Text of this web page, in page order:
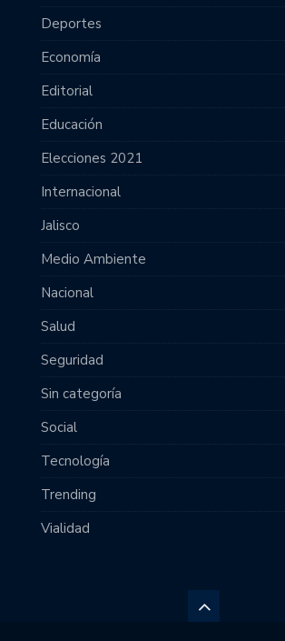
Deportes
Economía
Editorial
Educación
Elecciones 2021
Internacional
Jalisco
Medio Ambiente
Nacional
Salud
Seguridad
Sin categoría
Social
Tecnología
Trending
Vialidad